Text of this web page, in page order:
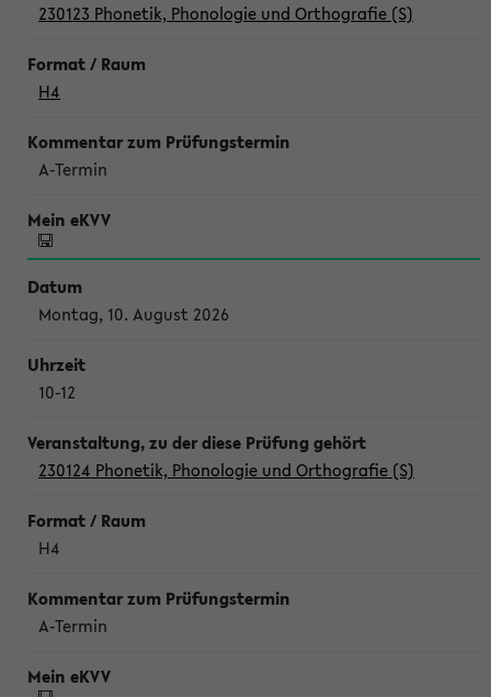
230123 Phonetik, Phonologie und Orthografie (S)
H4
A-Termin
Montag, 10. August 2026
10-12
230124 Phonetik, Phonologie und Orthografie (S)
H4
A-Termin